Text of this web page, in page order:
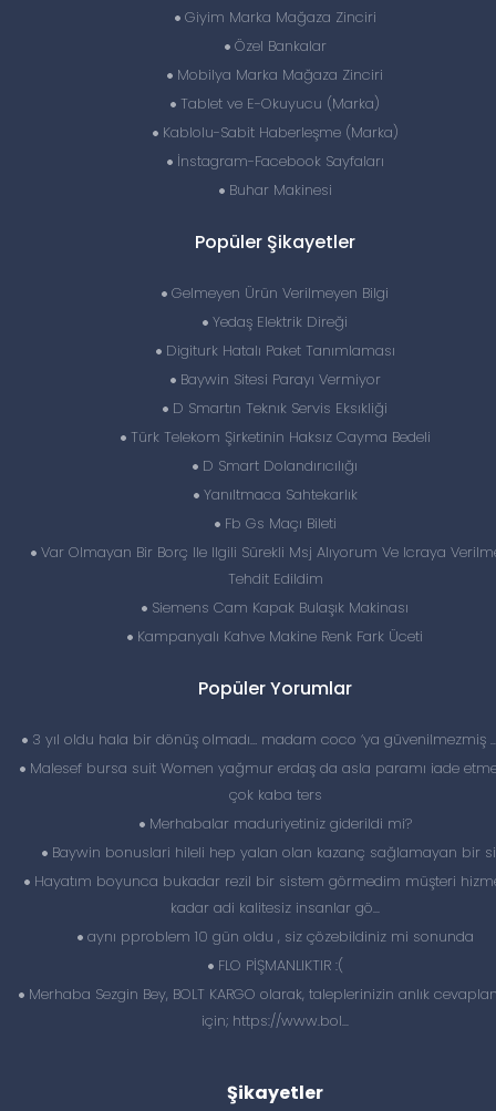
Giyim Marka Mağaza Zinciri
Özel Bankalar
Mobilya Marka Mağaza Zinciri
Tablet ve E-Okuyucu (Marka)
Kablolu-Sabit Haberleşme (Marka)
İnstagram-Facebook Sayfaları
Buhar Makinesi
Popüler Şikayetler
Gelmeyen Ürün Verilmeyen Bilgi
Yedaş Elektrik Direği
Digiturk Hatalı Paket Tanımlaması
Baywin Sitesi Parayı Vermiyor
D Smartın Teknık Servis Eksıkliği
Türk Telekom Şirketinin Haksız Cayma Bedeli
D Smart Dolandırıcılığı
Yanıltmaca Sahtekarlık
Fb Gs Maçı Bileti
Var Olmayan Bir Borç Ile Ilgili Sürekli Msj Alıyorum Ve Icraya
Tehdit Edildim
Siemens Cam Kapak Bulaşık Makinası
Kampanyalı Kahve Makine Renk Fark Üceti
Popüler Yorumlar
3 yıl oldu hala bir dönüş olmadı… madam coco ‘ya güvenilmezmiş
Malesef bursa suit Women yağmur erdaş da asla paramı iade
çok kaba ters
Merhabalar maduriyetiniz giderildi mi?
Baywin bonuslari hileli hep yalan olan kazanç sağlamayan bir
Hayatım boyunca bukadar rezil bir sistem görmedim müşteri
kadar adi kalitesiz insanlar gö...
aynı pproblem 10 gün oldu , siz çözebildiniz mi sonunda
FLO PİŞMANLIKTIR :(
Merhaba Sezgin Bey, BOLT KARGO olarak, taleplerinizin anlık
için; https://www.bol...
Şikayetler